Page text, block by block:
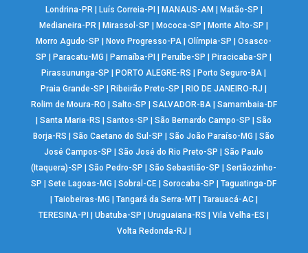
Londrina-PR| Luís Correia-PI MANAUS-AM Matão-SP
Medianeira-PR
Mirassol-SP Mococa-SP Monte Alto-SP
Morro Agudo-SP
Novo Progresso-PA |Olímpia-SP |Osasco-
SP
Paracatu-MG Parnaíba-PI Peruíbe-SP Piracicaba-SP
Pirassununga-SP
PORTO ALEGRE-RS Porto Seguro-BA
Praia Grande-SP
Ribeirão Preto-SP RIO DE JANEIRO-RJ
Rolim de Moura-RO
Salto-SP SALVADOR-BA| Samambaia-DF
|Santa Maria-RS |Santos-SP |São Bernardo Campo-SP |São
Borja-RS
|São Caetano do Sul-SP |São João Paraíso-MG |São
José Campos-SP
|São José do Rio Preto-SP |São Paulo
(Itaquera)-SP
|São Pedro-SP |São Sebastião-SP |Sertãozinho-
SP
|Sete Lagoas-MG |Sobral-CE |Sorocaba-SP |Taguatinga-DF
Taiobeiras-MG Tangará da Serra-MT| Tarauacá-AC|
TERESINA-PI
|Ubatuba-SP |Uruguaiana-RS |Vila Velha-ES
Volta Redonda-RJ